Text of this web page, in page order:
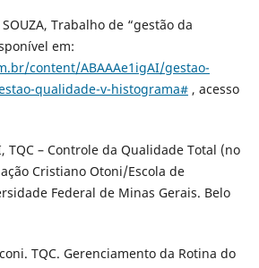
SOUZA, Trabalho de “gestão da
em:
content/ABAAAe1igAI/gestao-
qualidade-v-histograma#, acesso
TQC – Controle da Qualidade Total (no
Cristiano Otoni/Escola de
Federal de Minas Gerais. Belo
TQC. Gerenciamento da Rotina do